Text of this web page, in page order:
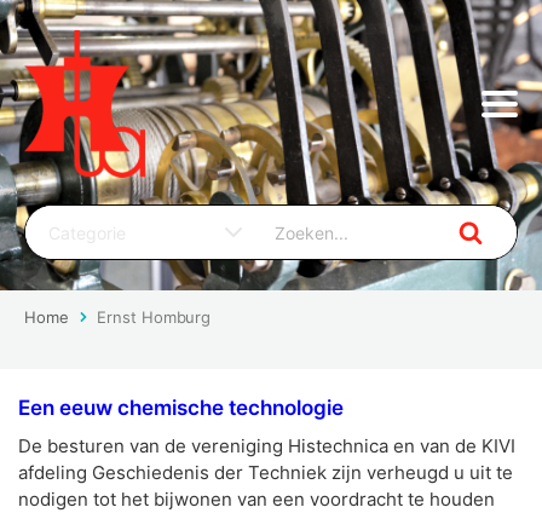
Home Ernst Homburg
Een eeuw chemische technologie
De besturen van de vereniging Histechnica en van de KIVI
afdeling Geschiedenis der Techniek zijn verheugd u uit te
nodigen tot het bijwonen van een voordracht te houden